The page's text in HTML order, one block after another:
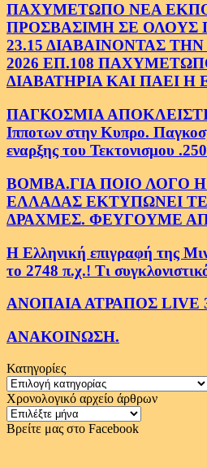
ΠΑΧΥΜΕΤΩΠΟ ΝΕΑ
ΠΡΟΣΒΑΣΙΜΗ ΣΕ ΟΛΟΥΣ
23.15 ΔΙΑΒΑΙΝΟΝΤΑΣ
2026 ΕΠ.108
ΔΙΑΒΑΤΗΡΙΑ ΚΑΙ ΠΑΕΙ Η
ΠΑΓΚΟΣΜΙΑ
Ιπποτων στην Κυπρο.
εναρξης του Τεκτονισμου
ΒΟΜΒΑ.ΓΙΑ ΠΟΙΟ ΛΟΓΟ
ΕΛΛΑΔΑΣ ΕΚΤΥΠΩΝΕΙ
ΔΡΑΧΜΕΣ. ΦΕΥΓΟΥΜΕ
Η Ελληνική επιγραφή της
το 2748 π.χ.! Τι
ΑΝΟΠΑΙΑ ΑΤΡΑΠΟΣ LIVE
ΑΝΑΚΟΙΝΩΣΗ.
Κατηγορίες
Κατηγορίες
Χρονολογικό αρχείο άρθρων
Χρονολογικό
αρχείο
Βρείτε μας στο Facebook